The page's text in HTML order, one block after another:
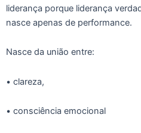
liderança porque liderança
nasce apenas de performance.
Nasce da união entre:
• clareza,
• consciência emocional